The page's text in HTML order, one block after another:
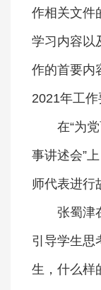
作相关文件
学习内容以
作的首要内
2021年工作
在“为
事讲述会”
师代表进行
张蜀津
引导学生思
生，什么样